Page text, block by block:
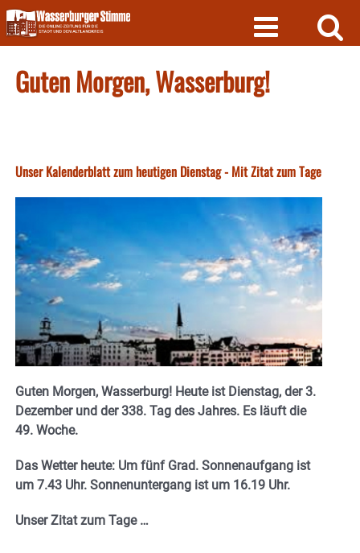
Skip
to
content
Guten Morgen, Wasserburg!
Unser Kalenderblatt zum heutigen Dienstag - Mit Zitat zum Tage
Guten Morgen, Wasserburg! Heute ist Dienstag, der 3.
Dezember und der 338. Tag des Jahres. Es läuft die
49. Woche.
Das Wetter heute: Um fünf Grad. Sonnenaufgang ist
um 7.43 Uhr. Sonnenuntergang ist um 16.19 Uhr.
Unser Zitat zum Tage …